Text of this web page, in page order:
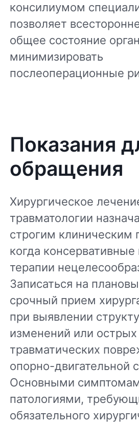
консилиумом
позволяет
общее состояние
минимизировать
послеоперационные
Показания
обращения
Хирургическое
травматологии
строгим клиническим
когда
терапии
Записаться на
срочный прием
при выявлении
изменений или острых
травматических
опорно-двигательной
Основными
патологиями,
обязательного